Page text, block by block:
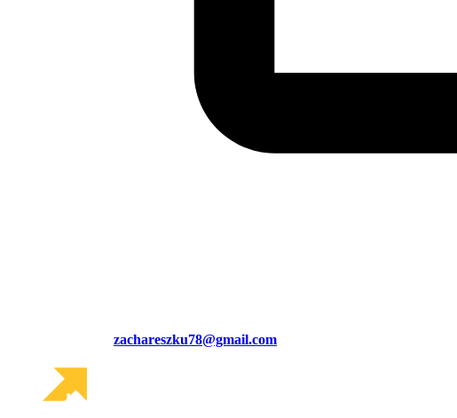
zachareszku78@gmail.com